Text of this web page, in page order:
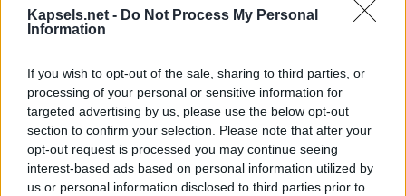
Kapsels.net - Do Not Process My Personal
Information
If you wish to opt-out of the sale, sharing to third parties, or
processing of your personal or sensitive information for
targeted advertising by us, please use the below opt-out
section to confirm your selection. Please note that after your
opt-out request is processed you may continue seeing
interest-based ads based on personal information utilized by
us or personal information disclosed to third parties prior to